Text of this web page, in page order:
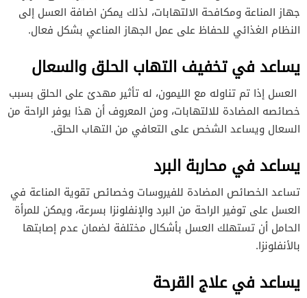
جهاز المناعة ومكافحة الالتهابات، لذلك يمكن اضافة العسل إلى
النظام الغذائي للحفاظ على عمل الجهاز المناعي بشكل فعال.
يساعد في تخفيف التهاب الحلق والسعال
العسل إذا تم تناوله مع الليمون، له تأثير مهدئ على الحلق بسبب
خصائصه المضادة للالتهابات، ومن المعروف أن هذا يوفر الراحة من
السعال ويساعد الشخص على التعافي من التهاب الحلق.
يساعد في محاربة البرد
تساعد الخصائص المضادة للفيروسات وخصائص تقوية المناعة في
العسل على توفير الراحة من البرد والإنفلونزا بسرعة، ويمكن للمرأة
الحامل أن تستهلك العسل بأشكال مختلفة لضمان عدم إصابتها
بالأنفلونزا.
يساعد في علاج القرحة